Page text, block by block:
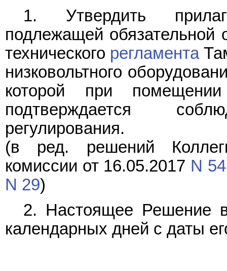
1. Утвердить
подлежащей обязательной
технического регламента
низковольтного
которой при
подтверждается
регулирования.
(в ред. решений
комиссии от 16.05.2017 N 54
N 29)
2. Настоящее Решение
календарных дней с даты